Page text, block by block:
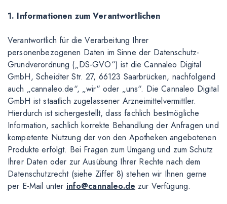
1. Informationen zum Verantwortlichen
Verantwortlich für die Verarbeitung Ihrer
personenbezogenen Daten im Sinne der Datenschutz-
Grundverordnung („DS-GVO“) ist die Cannaleo Digital
GmbH, Scheidter Str. 27, 66123 Saarbrücken, nachfolgend
auch „cannaleo.de“, „wir“ oder „uns“. Die Cannaleo Digital
GmbH ist staatlich zugelassener Arzneimittelvermittler.
Hierdurch ist sichergestellt, dass fachlich bestmögliche
Information, sachlich korrekte Behandlung der Anfragen und
kompetente Nutzung der von den Apotheken angebotenen
Produkte erfolgt. Bei Fragen zum Umgang und zum Schutz
Ihrer Daten oder zur Ausübung Ihrer Rechte nach dem
Datenschutzrecht (siehe Ziffer 8) stehen wir Ihnen gerne
per E-Mail unter info@cannaleo.de zur Verfügung.